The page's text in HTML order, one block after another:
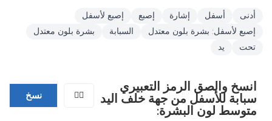
أدنى أسفل إشارة إصبع
إصبع لأسفل
إصبع لأسفل: بشرة بلون معتدل
السبابة
بشرة بلون معتدل
تحت
يد
انسخ والصق الرمز التعبيري
سبابة للأسفل من جهة خلف اليد
متوسط لون البشرة:
👇🏽 نسخ